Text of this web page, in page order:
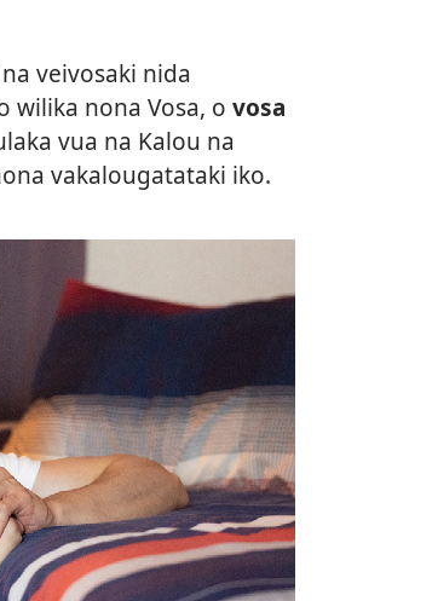
veivosaki nida
wilika nona Vosa, o vosa
vua na Kalou na
vakalougatataki iko.